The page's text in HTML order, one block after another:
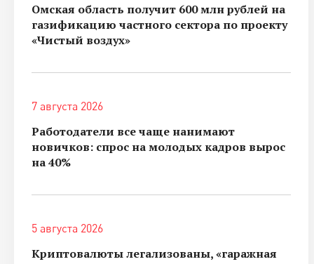
Омская область получит 600 млн рублей на
газификацию частного сектора по проекту
«Чистый воздух»
7 августа 2026
Работодатели все чаще нанимают
новичков: спрос на молодых кадров вырос
на 40%
5 августа 2026
Криптовалюты легализованы, «гаражная